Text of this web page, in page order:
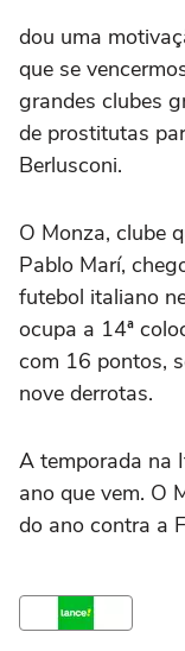
dou uma
que se
grandes clubes
de prostitutas
Berlusconi.
O Monza, clube
Pablo Marí,
futebol italiano
ocupa a 14ª
com 16 pontos,
nove derrotas.
A temporada na
ano que vem. O
do ano contra a